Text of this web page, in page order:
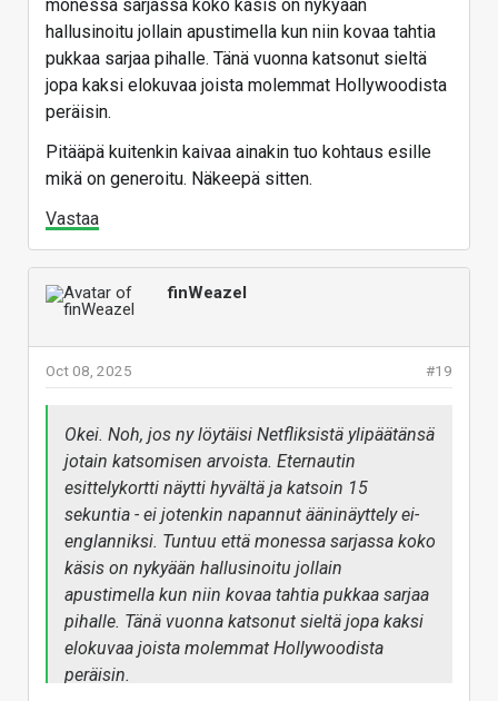
Netflix uses AI effects for first time to cut costs
Vastaa
monessa sarjassa koko käsis on nykyään
hallusinoitu jollain apustimella kun niin kovaa tahtia
pukkaa sarjaa pihalle. Tänä vuonna katsonut sieltä
jopa kaksi elokuvaa joista molemmat Hollywoodista
peräisin.
Pitääpä kuitenkin kaivaa ainakin tuo kohtaus esille
mikä on generoitu. Näkeepä sitten.
Vastaa
finWeazel
#19
Oct 08, 2025
Okei. Noh, jos ny löytäisi Netfliksistä ylipäätänsä
jotain katsomisen arvoista. Eternautin
esittelykortti näytti hyvältä ja katsoin 15
sekuntia - ei jotenkin napannut ääninäyttely ei-
englanniksi. Tuntuu että monessa sarjassa koko
käsis on nykyään hallusinoitu jollain
apustimella kun niin kovaa tahtia pukkaa sarjaa
pihalle. Tänä vuonna katsonut sieltä jopa kaksi
elokuvaa joista molemmat Hollywoodista
peräisin.